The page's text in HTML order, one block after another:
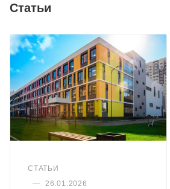
Статьи
СТАТЬИ
—
26.01.2026